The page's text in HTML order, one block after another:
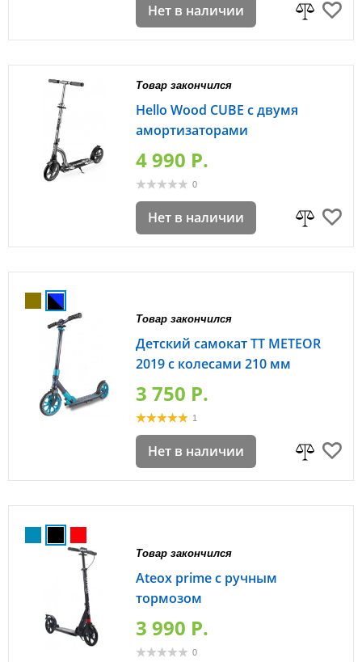
Нет в наличии
Товар закончился
Hello Wood CUBE с двумя
амортизаторами
4 990 P.
0
Нет в наличии
Товар закончился
Детский самокат TT METEOR
2019 с колесами 210 мм
3 750 P.
1
Нет в наличии
Товар закончился
Ateox prime с ручным
тормозом
3 990 P.
0